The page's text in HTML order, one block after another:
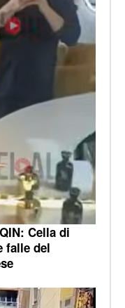
Cella di
falle del